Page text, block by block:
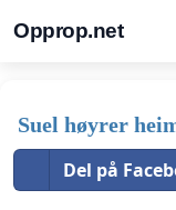
Opprop.net
Suel høyrer
Del på